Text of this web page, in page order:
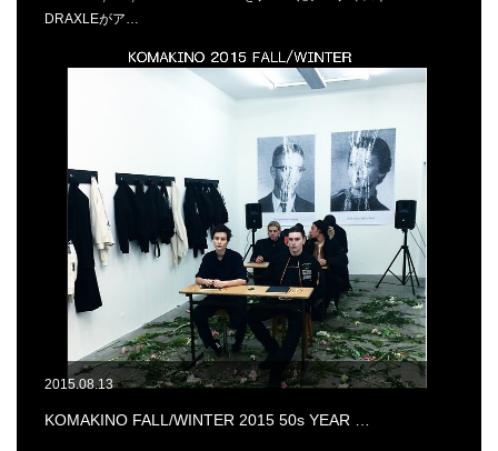
DRAXLEがア…
2015.08.13
KOMAKINO FALL/WINTER 2015 50s YEAR …